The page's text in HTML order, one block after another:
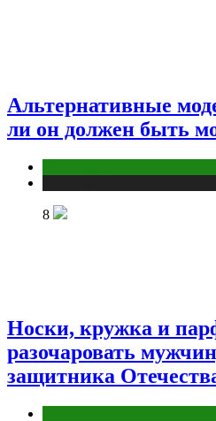
Альтернативные
ли он должен быть
8
Носки, кружка и
разочаровать
защитника